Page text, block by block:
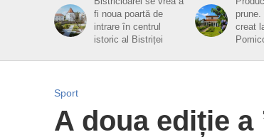
fi noua poartă de
intrare în centrul
istoric al Bistriței
creat
Sport
A doua ediție